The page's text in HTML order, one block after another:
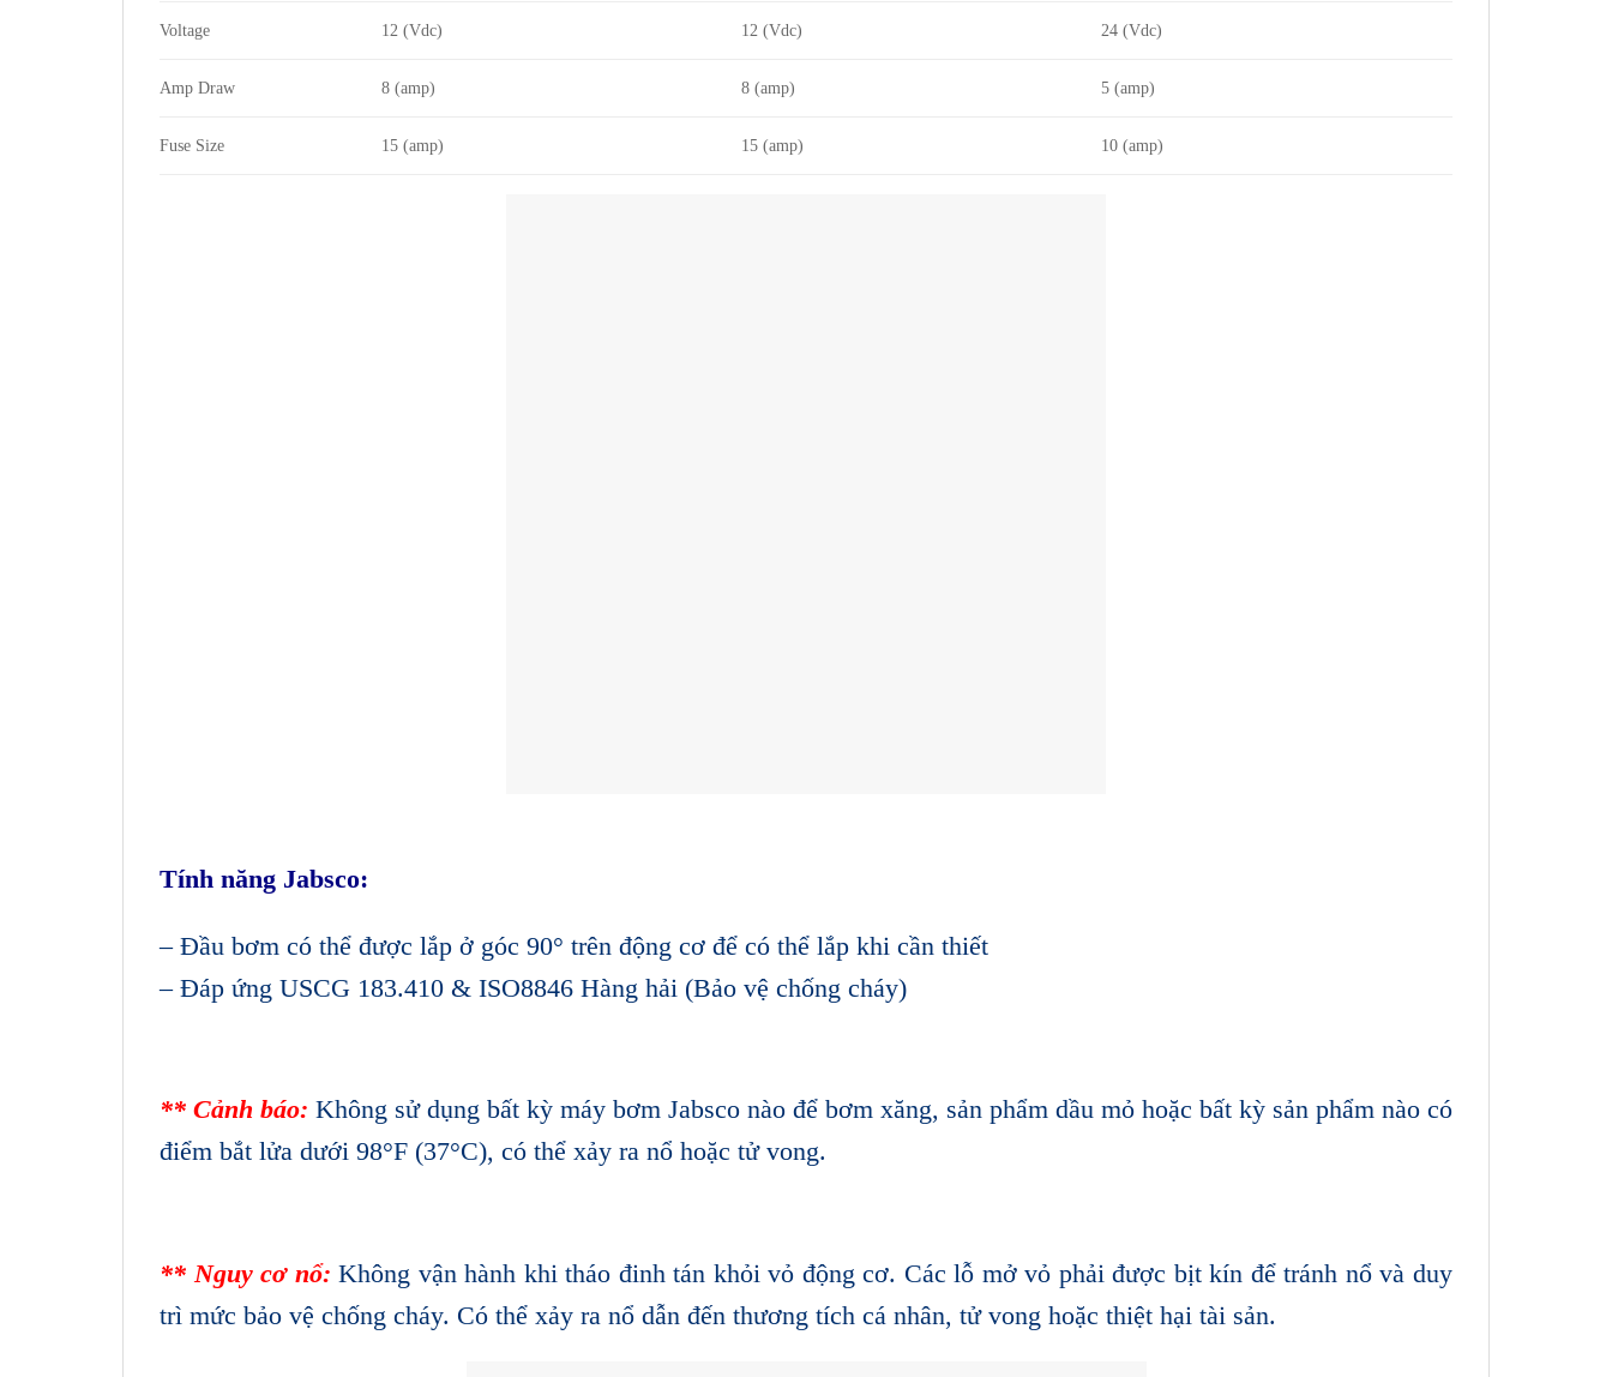
Voltage 12 (Vdc) 12 (Vdc) 24 (Vdc)
Amp Draw 8 (amp) 8 (amp) 5 (amp)
Fuse Size 15 (amp) 15 (amp) 10 (amp)
Tính năng Jabsco:
– Đầu bơm có thể được lắp ở góc 90° trên động cơ để có thể lắp khi cần thiết
– Đáp ứng USCG 183.410 & ISO8846 Hàng hải (Bảo vệ chống cháy)
** Cảnh báo: Không sử dụng bất kỳ máy bơm Jabsco nào để bơm xăng, sản phẩm dầu mỏ hoặc bất kỳ sản phẩm nào có
điểm bắt lửa dưới 98°F (37°C), có thể xảy ra nổ hoặc tử vong.
** Nguy cơ nổ: Không vận hành khi tháo đinh tán khỏi vỏ động cơ. Các lỗ mở vỏ phải được bịt kín để tránh nổ và duy
trì mức bảo vệ chống cháy. Có thể xảy ra nổ dẫn đến thương tích cá nhân, tử vong hoặc thiệt hại tài sản.